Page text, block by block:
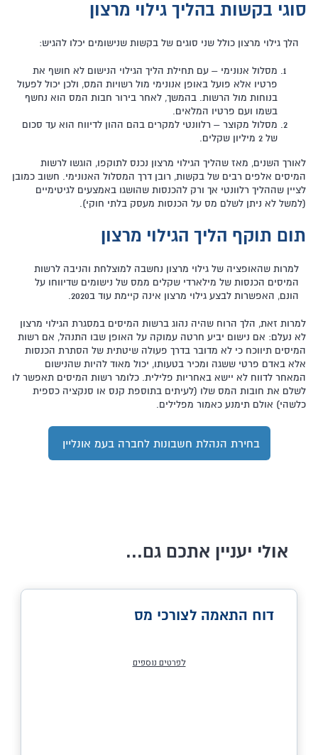
סוגי בקשות בהליך גילוי מרצון
הלך גילוי מרצון כולל שני סוגים של בקשות שנישומים יכלו להגיש:
מסלול אנונימי – עם תחילת הליך הגילוי הנישום לא חושף את
פרטיו אלא פועל באופן אנונימי מול רשויות המס, ולכן יכול לפעול
בנוחות מול הרשות. בהמשך, לאחר בירור חבות המס הוא נחשף
בשמו ועם פרטיו המלאים.
מסלול מקוצר – רלוונטי למקרים בהם ההון לדיווח הוא עד סכום
של 2 מיליון שקלים.
לאורך השנים, מאז שהליך הגילוי מרצון נכנס לתוקפו, הוגשו לרשות
המיסים אלפים רבים של בקשות, רובן דרך המסלול האנונימי. חשוב כמובן
לציין שההליך רלוונטי אך ורק להכנסות שהושגו באמצעים לגיטימיים
(למשל לא ניתן לשלם מס על הכנסות מעסק בלתי חוקי).
תום תוקף הליך הגילוי מרצון
למרות שהאופציה של גילוי מרצון נחשבה למוצלחת והניבה לרשות
המיסים הכנסות של מילארדי שקלים ממס של נישומים שדיווחו על
הונם, האפשרות לבצע גילוי מרצון אינה קיימת עוד ב2020.
למרות זאת, הלך הרוח שהיה נהוג ברשות המיסים במסגרת הגילוי מרצון
לא נעלם: אם נישום יביע חרטה עמוקה על האופן שבו התנהל, אם רשות
המיסים תיווכח כי לא מדובר בדרך פעולה שיטתית של הסתרת הכנסות
אלא באדם פרטי ששגה ומכיר בטעותו, יכול מאוד להיות שהנישום
המאחר לדווח לא יישא באחריות פלילית. כלומר רשות המיסים תאפשר לו
לשלם את חובות המס שלו (לעיתים בתוספת קנס או סנקציה כספית
כלשהי) אולם תימנע כאמור מפלילים.
בחירת הנהלת חשבונות לחברה בעמ אונליין
אולי יעניין אתכם גם...
דוח התאמה לצורכי מס
לפרטים נוספים